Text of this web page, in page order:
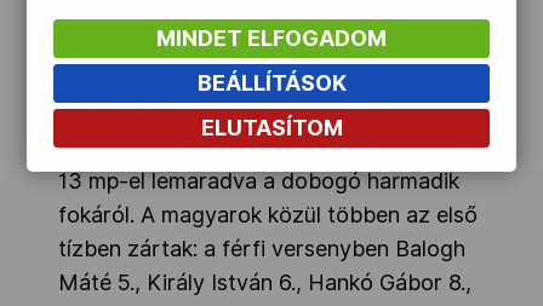
A héraklészes Pap Eszter kiváló
versenyzéssel második helyen végzett,
férfiaknál Tarnai László legjobb
magyarként a 4. helyen zárta a versenyt,
13 mp-el lemaradva a dobogó harmadik
fokáról. A magyarok közül többen az első
tízben zártak: a férfi versenyben Balogh
Máté 5., Király István 6., Hankó Gábor 8.,
MINDET ELFOGADOM
BEÁLLÍTÁSOK
ELUTASÍTOM